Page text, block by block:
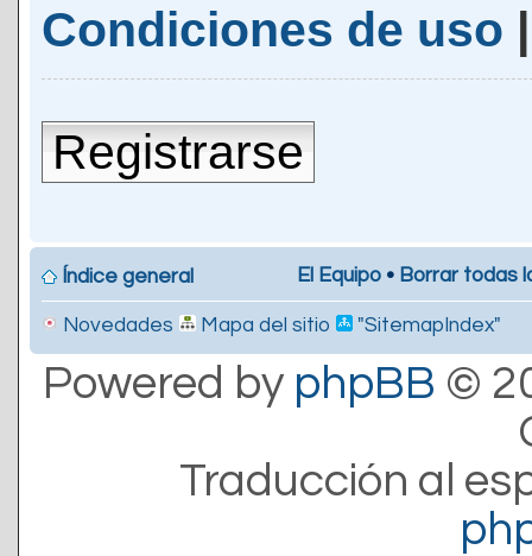
Condiciones de uso
Registrarse
Índice general El Equipo • Borrar todas
Novedades Mapa del sitio "SitemapIndex"
Powered by phpBB ©
Traducción al